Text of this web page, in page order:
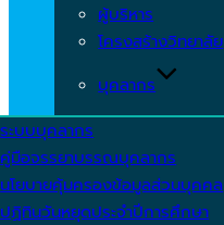
ผู้บริหาร
โครงสร้างวิทยาลัย
บุคลากร
ระบบบุคลากร
คู่มือจรรยาบรรณบุคลากร
นโยบายคุ้มครองข้อมูลส่วนบุคคล
ปฏิทินวันหยุดประจำปีการศึกษา